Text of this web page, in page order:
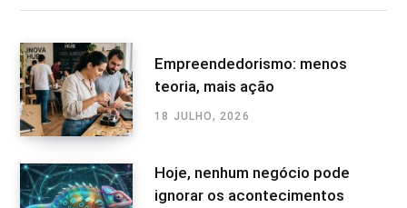
Empreendedorismo: menos
teoria, mais ação
18 JULHO, 2026
Hoje, nenhum negócio pode
ignorar os acontecimentos